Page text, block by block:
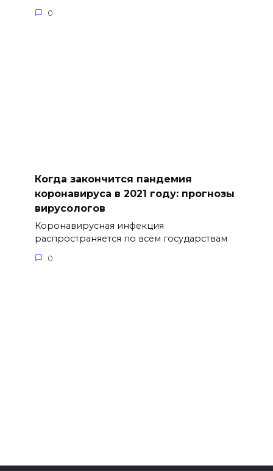
0
Когда закончится пандемия
коронавируса в 2021 году: прогнозы
вирусологов
Коронавирусная инфекция
распространяется по всем государствам
0